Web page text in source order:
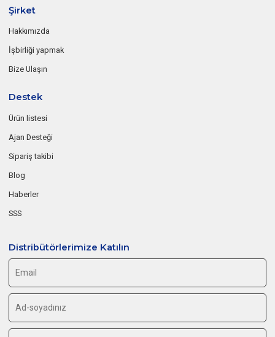
Şirket
Hakkımızda
İşbirliği yapmak
Bize Ulaşın
Destek
Ürün listesi
Ajan Desteği
Sipariş takibi
Blog
Haberler
SSS
Distribütörlerimize Katılın